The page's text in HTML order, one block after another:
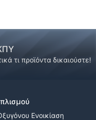
τι προϊόντα δικαιούστε!
Ενοικίαση